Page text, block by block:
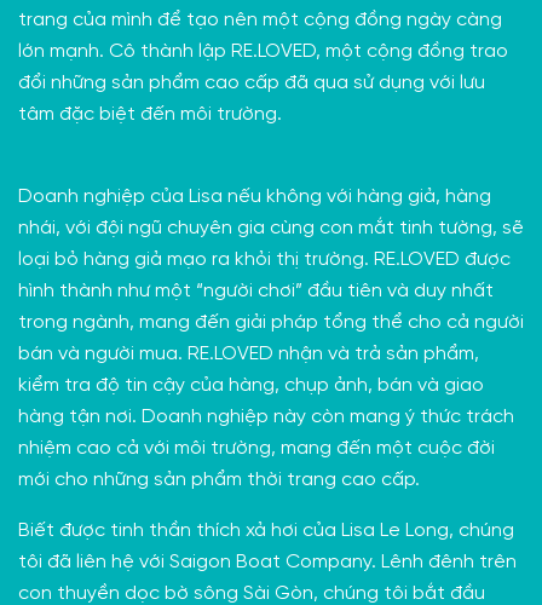
trang của mình để tạo nên một cộng đồng ngày càng
lớn mạnh. Cô thành lập RE.LOVED, một cộng đồng trao
đổi những sản phẩm cao cấp đã qua sử dụng với lưu
tâm đặc biệt đến môi trường.
Doanh nghiệp của Lisa nếu không với hàng giả, hàng
nhái, với đội ngũ chuyên gia cùng con mắt tinh tường, sẽ
loại bỏ hàng giả mạo ra khỏi thị trường. RE.LOVED được
hình thành như một “người chơi” đầu tiên và duy nhất
trong ngành, mang đến giải pháp tổng thể cho cả người
bán và người mua. RE.LOVED nhận và trả sản phẩm,
kiểm tra độ tin cậy của hàng, chụp ảnh, bán và giao
hàng tận nơi. Doanh nghiệp này còn mang ý thức trách
nhiệm cao cả với môi trường, mang đến một cuộc đời
mới cho những sản phẩm thời trang cao cấp.
Biết được tinh thần thích xả hơi của Lisa Le Long, chúng
tôi đã liên hệ với Saigon Boat Company. Lênh đênh trên
con thuyền dọc bờ sông Sài Gòn, chúng tôi bắt đầu